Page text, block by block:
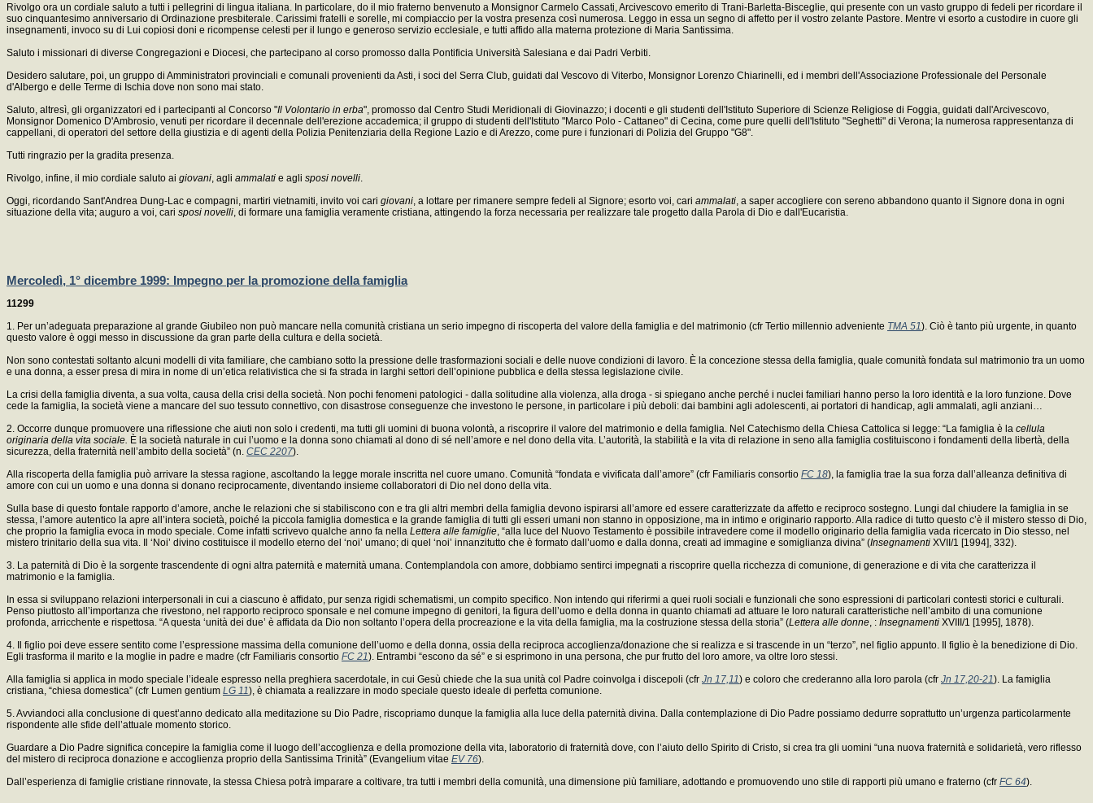
Rivolgo ora un cordiale saluto a tutti i pellegrini di lingua italiana. In particolare, do il mio fraterno benvenuto a Monsignor Carmelo Cassati, Arcivescovo emerito di Trani-Barletta-Bisceglie, qui presente con un vasto gruppo di fedeli per ricordare il
suo cinquantesimo anniversario di Ordinazione presbiterale. Carissimi fratelli e sorelle, mi compiaccio per la vostra presenza così numerosa. Leggo in essa un segno di affetto per il vostro zelante Pastore. Mentre vi esorto a custodire in cuore gli
insegnamenti, invoco su di Lui copiosi doni e ricompense celesti per il lungo e generoso servizio ecclesiale, e tutti affido alla materna protezione di Maria Santissima.
Saluto i missionari di diverse Congregazioni e Diocesi, che partecipano al corso promosso dalla Pontificia Università Salesiana e dai Padri Verbiti.
Desidero salutare, poi, un gruppo di Amministratori provinciali e comunali provenienti da Asti, i soci del Serra Club, guidati dal Vescovo di Viterbo, Monsignor Lorenzo Chiarinelli, ed i membri dell'Associazione Professionale del Personale
d'Albergo e delle Terme di Ischia dove non sono mai stato.
Saluto, altresì, gli organizzatori ed i partecipanti al Concorso "Il Volontario in erba", promosso dal Centro Studi Meridionali di Giovinazzo; i docenti e gli studenti dell'Istituto Superiore di Scienze Religiose di Foggia, guidati dall'Arcivescovo,
Monsignor Domenico D'Ambrosio, venuti per ricordare il decennale dell'erezione accademica; il gruppo di studenti dell'Istituto "Marco Polo - Cattaneo" di Cecina, come pure quelli dell'Istituto "Seghetti" di Verona; la numerosa rappresentanza di
cappellani, di operatori del settore della giustizia e di agenti della Polizia Penitenziaria della Regione Lazio e di Arezzo, come pure i funzionari di Polizia del Gruppo "G8".
Tutti ringrazio per la gradita presenza.
Rivolgo, infine, il mio cordiale saluto ai giovani , agli ammalati e agli sposi novelli
Oggi, ricordando Sant'Andrea Dung-Lac e compagni, martiri vietnamiti, invito voi cari giovani , a lottare per rimanere sempre fedeli al Signore; esorto voi, cari ammalati , a saper accogliere con sereno abbandono quanto il Signore dona in ogni
situazione della vita; auguro a voi, cari sposi novelli , di formare una famiglia veramente cristiana, attingendo la forza necessaria per realizzare tale progetto dalla Parola di Dio e dall'Eucaristia.
Mercoledì, 1° dicembre 1999: Impegno per la promozione della famiglia
11299
1. Per un’adeguata preparazione al grande Giubileo non può mancare nella comunità cristiana un serio impegno di riscoperta del valore della famiglia e del matrimonio (cfr Tertio millennio adveniente TMA 51). Ciò è tanto più urgente, in quanto
questo valore è oggi messo in discussione da gran parte della cultura e della società.
Non sono contestati soltanto alcuni modelli di vita familiare, che cambiano sotto la pressione delle trasformazioni sociali e delle nuove condizioni di lavoro. È la concezione stessa della famiglia, quale comunità fondata sul matrimonio tra un uomo
e una donna, a esser presa di mira in nome di un’etica relativistica che si fa strada in larghi settori dell’opinione pubblica e della stessa legislazione civile.
La crisi della famiglia diventa, a sua volta, causa della crisi della società. Non pochi fenomeni patologici - dalla solitudine alla violenza, alla droga - si spiegano anche perché i nuclei familiari hanno perso la loro identità e la loro funzione. Dove
cede la famiglia, la società viene a mancare del suo tessuto connettivo, con disastrose conseguenze che investono le persone, in particolare i più deboli: dai bambini agli adolescenti, ai portatori di handicap, agli ammalati, agli anziani…
2. Occorre dunque promuovere una riflessione che aiuti non solo i credenti, ma tutti gli uomini di buona volontà, a riscoprire il valore del matrimonio e della famiglia. Nel Catechismo della Chiesa Cattolica si legge: “La famiglia è la cellula
originaria della vita sociale. È la società naturale in cui l’uomo e la donna sono chiamati al dono di sé nell’amore e nel dono della vita. L’autorità, la stabilità e la vita di relazione in seno alla famiglia costituiscono i fondamenti della libertà, della
sicurezza, della fraternità nell’ambito della società” (n. CEC 2207).
Alla riscoperta della famiglia può arrivare la stessa ragione, ascoltando la legge morale inscritta nel cuore umano. Comunità “fondata e vivificata dall’amore” (cfr Familiaris consortio FC 18), la famiglia trae la sua forza dall’alleanza definitiva di
amore con cui un uomo e una donna si donano reciprocamente, diventando insieme collaboratori di Dio nel dono della vita.
Sulla base di questo fontale rapporto d’amore, anche le relazioni che si stabiliscono con e tra gli altri membri della famiglia devono ispirarsi all’amore ed essere caratterizzate da affetto e reciproco sostegno. Lungi dal chiudere la famiglia in se
stessa, l’amore autentico la apre all’intera società, poiché la piccola famiglia domestica e la grande famiglia di tutti gli esseri umani non stanno in opposizione, ma in intimo e originario rapporto. Alla radice di tutto questo c’è il mistero stesso di Dio,
che proprio la famiglia evoca in modo speciale. Come infatti scrivevo qualche anno fa nella Lettera alle famiglie , “alla luce del Nuovo Testamento è possibile intravedere come il modello originario della famiglia vada ricercato in Dio stesso, nel
mistero trinitario della sua vita. Il ‘Noi’ divino costituisce il modello eterno del ‘noi’ umano; di quel ‘noi’ innanzitutto che è formato dall’uomo e dalla donna, creati ad immagine e somiglianza divina” (Insegnamenti XVII/1 [1994], 332).
3. La paternità di Dio è la sorgente trascendente di ogni altra paternità e maternità umana. Contemplandola con amore, dobbiamo sentirci impegnati a riscoprire quella ricchezza di comunione, di generazione e di vita che caratterizza il
matrimonio e la famiglia.
In essa si sviluppano relazioni interpersonali in cui a ciascuno è affidato, pur senza rigidi schematismi, un compito specifico. Non intendo qui riferirmi a quei ruoli sociali e funzionali che sono espressioni di particolari contesti storici e culturali.
Penso piuttosto all’importanza che rivestono, nel rapporto reciproco sponsale e nel comune impegno di genitori, la figura dell’uomo e della donna in quanto chiamati ad attuare le loro naturali caratteristiche nell’ambito di una comunione
profonda, arricchente e rispettosa. “A questa ‘unità dei due’ è affidata da Dio non soltanto l’opera della procreazione e la vita della famiglia, ma la costruzione stessa della storia” (Lettera alle donne , : Insegnamenti XVIII/1 [1995], 1878).
4. Il figlio poi deve essere sentito come l’espressione massima della comunione dell’uomo e della donna, ossia della reciproca accoglienza/donazione che si realizza e si trascende in un “terzo”, nel figlio appunto. Il figlio è la benedizione di Dio.
Egli trasforma il marito e la moglie in padre e madre (cfr Familiaris consortio FC 21). Entrambi “escono da sé” e si esprimono in una persona, che pur frutto del loro amore, va oltre loro stessi.
Alla famiglia si applica in modo speciale l’ideale espresso nella preghiera sacerdotale, in cui Gesù chiede che la sua unità col Padre coinvolga i discepoli (cfr Jn 17,11) e coloro che crederanno alla loro parola (cfr Jn 17,20-21). La famiglia
cristiana, “chiesa domestica” (cfr Lumen gentium LG 11), è chiamata a realizzare in modo speciale questo ideale di perfetta comunione.
5. Avviandoci alla conclusione di quest’anno dedicato alla meditazione su Dio Padre, riscopriamo dunque la famiglia alla luce della paternità divina. Dalla contemplazione di Dio Padre possiamo dedurre soprattutto un’urgenza particolarmente
rispondente alle sfide dell’attuale momento storico.
Guardare a Dio Padre significa concepire la famiglia come il luogo dell’accoglienza e della promozione della vita, laboratorio di fraternità dove, con l’aiuto dello Spirito di Cristo, si crea tra gli uomini “una nuova fraternità e solidarietà, vero riflesso
del mistero di reciproca donazione e accoglienza proprio della Santissima Trinità” (Evangelium vitae EV 76).
Dall’esperienza di famiglie cristiane rinnovate, la stessa Chiesa potrà imparare a coltivare, tra tutti i membri della comunità, una dimensione più familiare, adottando e promuovendo uno stile di rapporti più umano e fraterno (cfr FC 64).